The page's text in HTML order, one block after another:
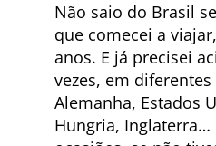
Não saio do Brasil
que comecei a
anos. E já precisei
vezes, em
Alemanha, Estados
Hungria, Inglaterra…